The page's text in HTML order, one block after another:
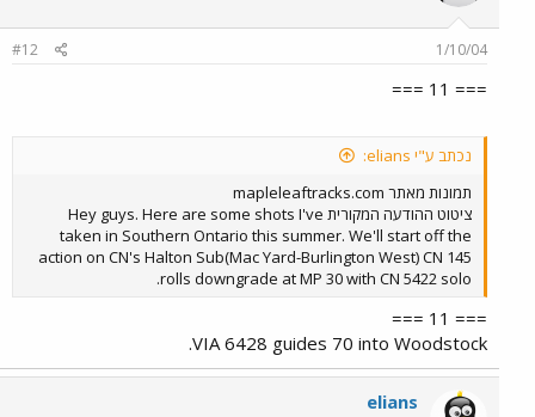
1/10/04
#12
=== 11 ===
נכתב ע"י elians:
תמונות מאתר mapleleaftracks.com
ציטוט ההודעה המקורית Hey guys. Here are some shots I've
taken in Southern Ontario this summer. We'll start off the
action on CN's Halton Sub(Mac Yard-Burlington West) CN 145
rolls downgrade at MP 30 with CN 5422 solo.
=== 11 ===
VIA 6428 guides 70 into Woodstock.
elians